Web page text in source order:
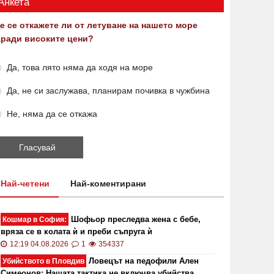
се откажете ли от летуване на нашето море
високите цени?
Да, това лято няма да ходя на море
Да, не си заслужава, планирам почивка в чужбина
Не, няма да се откажа
Най-четени Най-коментирани
Кошмар в София:
Шофьор преследва жена с бебе,
вряза се в колата ѝ и преби съпруга ѝ
12:19 04.08.2026 1
354337
Убийството в Пловдив Ловецът на педофили Ален